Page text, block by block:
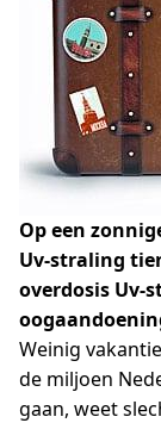
Op een
Uv-straling
overdosis Uv-
Weinig
de miljoen
gaan, weet